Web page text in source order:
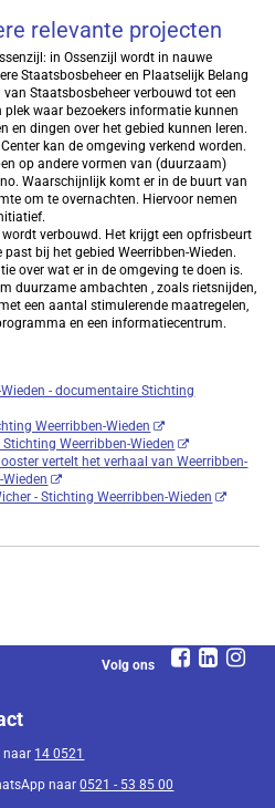
relevante projecten
in Ossenzijl wordt in nauwe
Staatsbosbeheer en Plaatselijk Belang
Staatsbosbeheer verbouwd tot een
plek waar bezoekers informatie kunnen
en dingen over het gebied kunnen leren.
kan de omgeving verkend worden.
op andere vormen van (duurzaam)
Waarschijnlijk komt er in de buurt van
om te overnachten. Hiervoor nemen
verbouwd. Het krijgt een opfrisbeurt
bij het gebied Weerribben-Wieden.
over wat er in de omgeving te doen is.
duurzame ambachten , zoals rietsnijden,
een aantal stimulerende maatregelen,
en een informatiecentrum.
- documentaire Stichting
Weerribben-Wieden
Weerribben-Wieden
vertelt het verhaal van Weerribben-
- Stichting Weerribben-Wieden
Volg ons
naar 14 0521
naar0521 - 53 85 00